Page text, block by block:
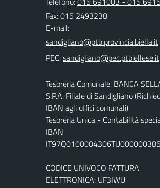
Fax: 015 2493238
E-mail:
PEC:
Tesoreria Comunale: BANCA
S.P.A. Filiale di Sandigliano
IBAN agli uffici comunali)
Tesoreria Unica - Contabilità
IBAN
CODICE UNIVOCO FATTURA
ELETTRONICA: UF3IWU